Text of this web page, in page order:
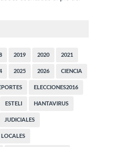
2019 2020 2021
2025 2026 CIENCIA
ELECCIONES2016
ESTELI HANTAVIRUS
JUDICIALES
LOCALES